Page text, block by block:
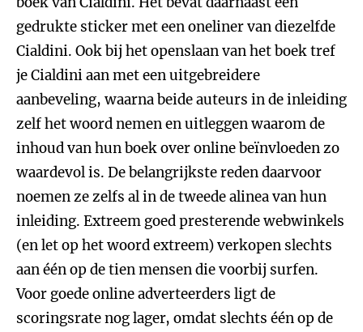
gedrukte sticker met een oneliner van diezelfde
Cialdini. Ook bij het openslaan van het boek tref
je Cialdini aan met een uitgebreidere
aanbeveling, waarna beide auteurs in de inleiding
zelf het woord nemen en uitleggen waarom de
inhoud van hun boek over online beïnvloeden zo
waardevol is. De belangrijkste reden daarvoor
noemen ze zelfs al in de tweede alinea van hun
inleiding. Extreem goed presterende webwinkels
(en let op het woord extreem) verkopen slechts
aan één op de tien mensen die voorbij surfen.
Voor goede online adverteerders ligt de
scoringsrate nog lager, omdat slechts één op de